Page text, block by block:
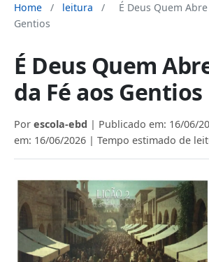
Home / leitura /
É Deus Quem
Gentios
É Deus Quem
da Fé aos Gentios
Por escola-ebd | Publicado em: 16/06/
em: 16/06/2026 | Tempo estimado de